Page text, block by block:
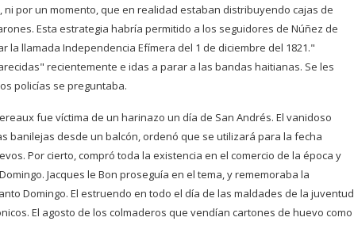
por un momento, que en realidad estaban distribuyendo cajas de
Esta estrategia habría permitido a los seguidores de Núñez de
la llamada Independencia Efímera del 1 de diciembre del 1821."
recientemente e idas a parar a las bandas haitianas. Se les
policías se preguntaba.
fue víctima de un harinazo un día de San Andrés. El vanidoso
banilejas desde un balcón, ordenó que se utilizará para la fecha
Por cierto, compró toda la existencia en el comercio de la época y
Jacques le Bon proseguía en el tema, y rememoraba la
Domingo. El estruendo en todo el día de las maldades de la juventud
El agosto de los colmaderos que vendían cartones de huevo como